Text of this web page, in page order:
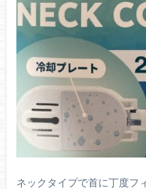
ネックタイプで首に丁度フ